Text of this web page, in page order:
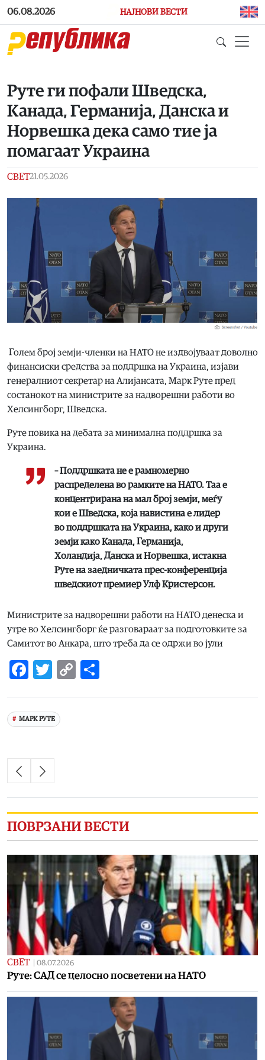
Skip to main content
06.08.2026 НАЈНОВИ ВЕСТИ
Руте ги пофали Шведска,
Канада, Германија, Данска и
Норвешка дека само тие ја
помагаат Украина
СВЕТ21.05.2026
Голем број земји-членки на НАТО не издвојуваат доволно
финансиски средства за поддршка на Украина, изјави
генералниот секретар на Алијансата, Марк Руте пред
состанокот на министрите за надворешни работи во
Хелсингборг, Шведска.
Руте повика на дебата за минимална поддршка за
Украина.
– Поддршката не е рамномерно
распределена во рамките на НАТО. Таа е
концентрирана на мал број земји, меѓу
кои е Шведска, која навистина е лидер
во поддршката на Украина, како и други
земји како Канада, Германија,
Холандија, Данска и Норвешка, истакна
Руте на заедничката прес-конференција
шведскиот премиер Улф Кристерсон.
Министрите за надворешни работи на НАТО денеска и
утре во Хелсингборг ќе разговараат за подготовките за
Самитот во Анкара, што треба да се одржи во јули
Facebook
Twitter
Copy
МАРК РУТЕ
ПОВРЗАНИ ВЕСТИ
СВЕТ 08.07.2026
Руте: САД се целосно посветени на НАТО